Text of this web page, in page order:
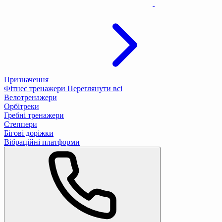
Призначення
Фітнес тренажери Переглянути всі
Велотренажери
Орбітреки
Гребні тренажери
Степпери
Бігові доріжки
Вібраційні платформи